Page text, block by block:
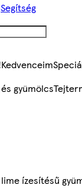
Segítség
Kedvenceim
gyümölcs
ízesítésű